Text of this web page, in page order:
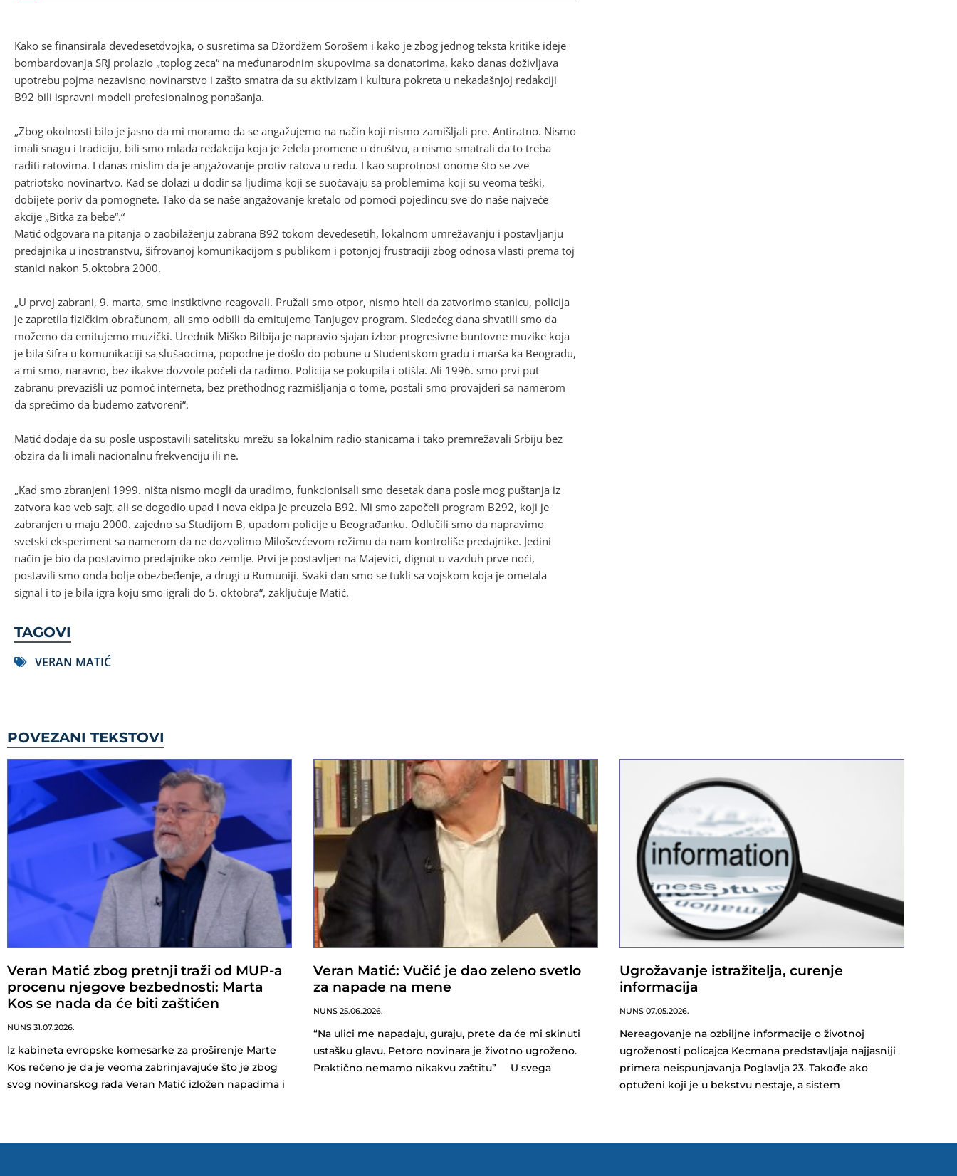
Kako se finansirala devedesetdvojka, o susretima sa Džordžem Sorošem i kako je zbog jednog teksta kritike ideje
bombardovanja SRJ prolazio „toplog zeca“ na međunarodnim skupovima sa donatorima, kako danas doživljava
upotrebu pojma nezavisno novinarstvo i zašto smatra da su aktivizam i kultura pokreta u nekadašnjoj redakciji
B92 bili ispravni modeli profesionalnog ponašanja.
„Zbog okolnosti bilo je jasno da mi moramo da se angažujemo na način koji nismo zamišljali pre. Antiratno. Nismo
imali snagu i tradiciju, bili smo mlada redakcija koja je želela promene u društvu, a nismo smatrali da to treba
raditi ratovima. I danas mislim da je angažovanje protiv ratova u redu. I kao suprotnost onome što se zve
patriotsko novinartvo. Kad se dolazi u dodir sa ljudima koji se suočavaju sa problemima koji su veoma teški,
dobijete poriv da pomognete. Tako da se naše angažovanje kretalo od pomoći pojedincu sve do naše najveće
akcije „Bitka za bebe“.“
Matić odgovara na pitanja o zaobilaženju zabrana B92 tokom devedesetih, lokalnom umrežavanju i postavljanju
predajnika u inostranstvu, šifrovanoj komunikacijom s publikom i potonjoj frustraciji zbog odnosa vlasti prema toj
stanici nakon 5.oktobra 2000.
„U prvoj zabrani, 9. marta, smo instiktivno reagovali. Pružali smo otpor, nismo hteli da zatvorimo stanicu, policija
je zapretila fizičkim obračunom, ali smo odbili da emitujemo Tanjugov program. Sledećeg dana shvatili smo da
možemo da emitujemo muzički. Urednik Miško Bilbija je napravio sjajan izbor progresivne buntovne muzike koja
je bila šifra u komunikaciji sa slušaocima, popodne je došlo do pobune u Studentskom gradu i marša ka Beogradu,
a mi smo, naravno, bez ikakve dozvole počeli da radimo. Policija se pokupila i otišla. Ali 1996. smo prvi put
zabranu prevazišli uz pomoć interneta, bez prethodnog razmišljanja o tome, postali smo provajderi sa namerom
da sprečimo da budemo zatvoreni“.
Matić dodaje da su posle uspostavili satelitsku mrežu sa lokalnim radio stanicama i tako premrežavali Srbiju bez
obzira da li imali nacionalnu frekvenciju ili ne.
„Kad smo zbranjeni 1999. ništa nismo mogli da uradimo, funkcionisali smo desetak dana posle mog puštanja iz
zatvora kao veb sajt, ali se dogodio upad i nova ekipa je preuzela B92. Mi smo započeli program B292, koji je
zabranjen u maju 2000. zajedno sa Studijom B, upadom policije u Beograđanku. Odlučili smo da napravimo
svetski eksperiment sa namerom da ne dozvolimo Miloševćevom režimu da nam kontroliše predajnike. Jedini
način je bio da postavimo predajnike oko zemlje. Prvi je postavljen na Majevici, dignut u vazduh prve noći,
postavili smo onda bolje obezbeđenje, a drugi u Rumuniji. Svaki dan smo se tukli sa vojskom koja je ometala
signal i to je bila igra koju smo igrali do 5. oktobra“, zaključuje Matić.
TAGOVI
VERAN MATIĆ
POVEZANI TEKSTOVI
Veran Matić zbog pretnji traži od MUP-a
procenu njegove bezbednosti: Marta
Kos se nada da će biti zaštićen
NUNS 31.07.2026.
Iz kabineta evropske komesarke za proširenje Marte
Kos rečeno je da je veoma zabrinjavajuće što je zbog
svog novinarskog rada Veran Matić izložen napadima i
Veran Matić: Vučić je dao zeleno svetlo
za napade na mene
NUNS 25.06.2026.
“Na ulici me napadaju, guraju, prete da će mi skinuti
ustašku glavu. Petoro novinara je životno ugroženo.
Praktično nemamo nikakvu zaštitu” U svega
Ugrožavanje istražitelja, curenje
informacija
NUNS 07.05.2026.
Nereagovanje na ozbiljne informacije o životnoj
ugroženosti policajca Kecmana predstavljaja najjasniji
primera neispunjavanja Poglavlja 23. Takođe ako
optuženi koji je u bekstvu nestaje, a sistem